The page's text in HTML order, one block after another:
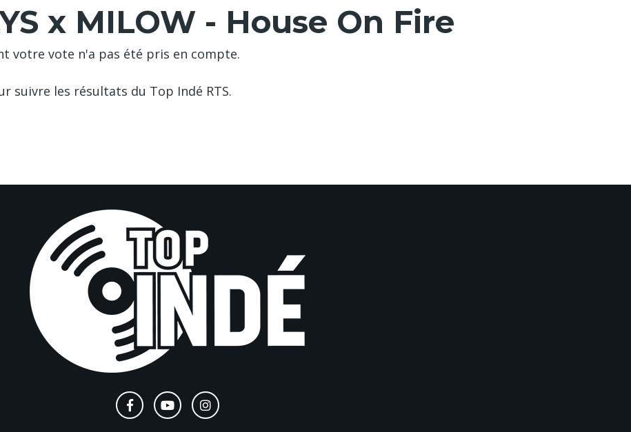
x MILOW - House On Fire
votre vote n'a pas été pris en compte.
suivre les résultats du Top Indé RTS.